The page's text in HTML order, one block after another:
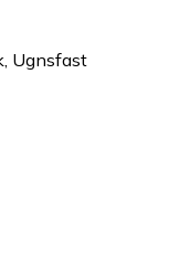
, Ugnsfast